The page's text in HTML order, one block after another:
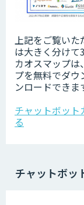
上記をご覧いた
は大きく分けて
カオスマップ
プを無料でダ
ンロードできま
チャットボッ
る
チャットボッ